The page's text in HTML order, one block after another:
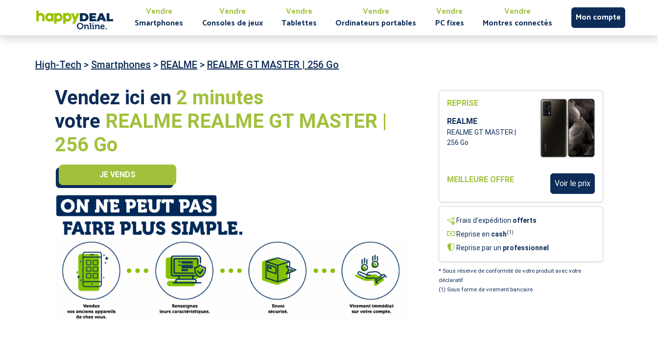
Vendre
Smartphones
Vendre
Consoles de jeux
Vendre
Tablettes
Vendre
Ordinateurs portables
Vendre
PC fixes
Vendre
Montres connectés
Mon compte
High-Tech > Smartphones > REALME > REALME GT MASTER | 256 Go
Vendez ici en 2 minutes
votre REALME REALME GT MASTER |
256 Go
JE VENDS
REPRISE
REALME
REALME GT MASTER |
256 Go
MEILLEURE OFFRE Voir le prix
Frais d'expédition offerts
Reprise en cash(1)
Reprise par un professionnel
* Sous réserve de conformité de votre produit avec votre
déclaratif
(1) Sous forme de virement bancaire